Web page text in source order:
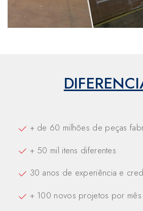
+ de 60 milhões de peças
+ 50 mil itens diferentes
30 anos de experiência e
+ 100 novos projetos por mês